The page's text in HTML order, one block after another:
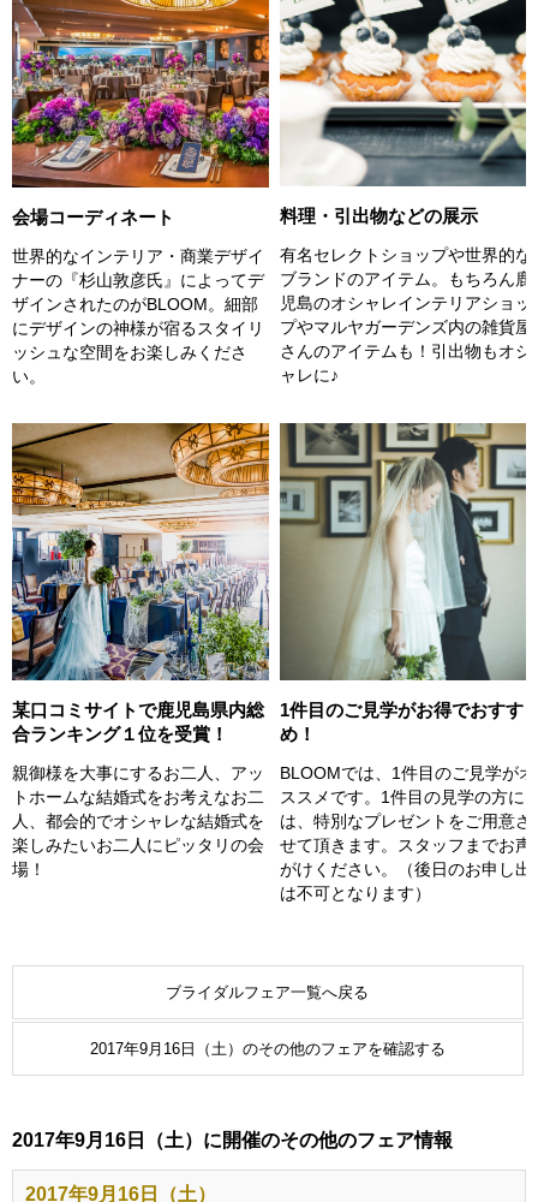
会場コーディネート
世界的なインテリア・商業デザイ
ナーの『杉山敦彦氏』によってデ
ザインされたのがBLOOM。細部
にデザインの神様が宿るスタイリ
ッシュな空間をお楽しみくださ
い。
料理・引出物などの展示
有名セレクトショップや世界的な
ブランドのアイテム。もちろん鹿
児島のオシャレインテリアショッ
プやマルヤガーデンズ内の雑貨屋
さんのアイテムも！引出物もオシ
ャレに♪
某口コミサイトで鹿児島県内総
合ランキング１位を受賞！
親御様を大事にするお二人、アッ
トホームな結婚式をお考えなお二
人、都会的でオシャレな結婚式を
楽しみたいお二人にピッタリの会
場！
1件目のご見学がお得でおすす
め！
BLOOMでは、1件目のご見学がオ
ススメです。1件目の見学の方に
は、特別なプレゼントをご用意さ
せて頂きます。スタッフまでお声
がけください。（後日のお申し出
は不可となります）
ブライダルフェア一覧へ戻る
2017年9月16日（土）のその他のフェアを確認する
2017年9月16日（土）に開催のその他のフェア情報
2017年9月16日（土）